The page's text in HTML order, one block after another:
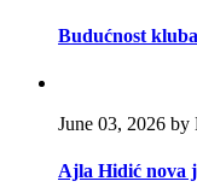
Budućnost
June 03, 2026
Ajla Hidić nova